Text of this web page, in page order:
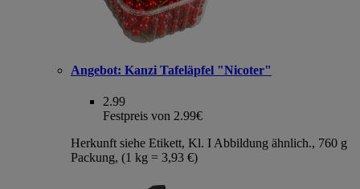
Angebot: Kanzi Tafeläpfel "Nicoter"
2.99
Festpreis von 2.99€
Herkunft siehe Etikett, Kl. I Abbildung ähnlich., 760 g
Packung, (1 kg = 3,93 €)